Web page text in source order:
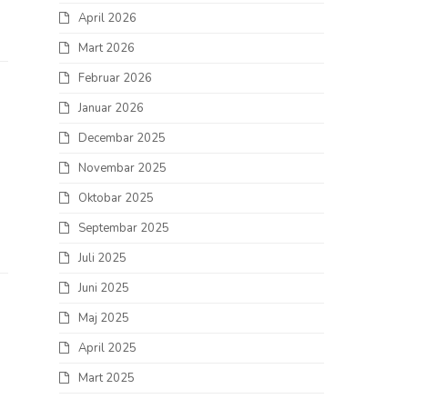
April 2026
Mart 2026
Februar 2026
Januar 2026
Decembar 2025
Novembar 2025
Oktobar 2025
Septembar 2025
Juli 2025
Juni 2025
Maj 2025
April 2025
Mart 2025